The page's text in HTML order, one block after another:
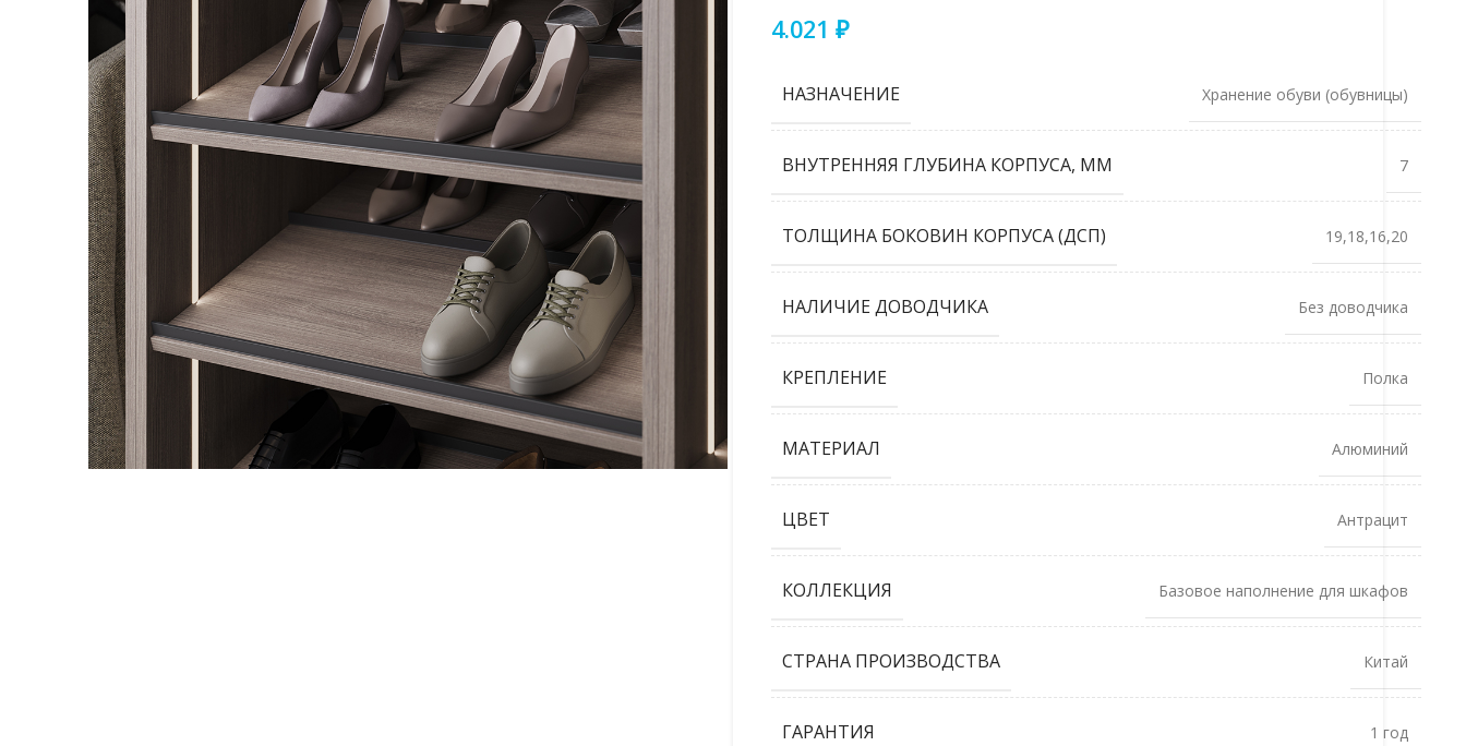
4.021 ₽
НАЗНАЧЕНИЕ Хранение обуви (обувницы)
ВНУТРЕННЯЯ ГЛУБИНА КОРПУСА, ММ 7
ТОЛЩИНА БОКОВИН КОРПУСА (ДСП) 19,18,16,20
НАЛИЧИЕ ДОВОДЧИКА Без доводчика
КРЕПЛЕНИЕ Полка
МАТЕРИАЛ Алюминий
ЦВЕТ Антрацит
КОЛЛЕКЦИЯ Базовое наполнение для шкафов
СТРАНА ПРОИЗВОДСТВА Китай
ГАРАНТИЯ 1 год